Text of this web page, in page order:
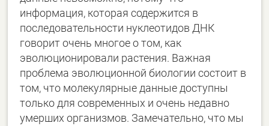
информация, которая содержится в
последовательности нуклеотидов ДНК
говорит очень многое о том, как
эволюционировали растения. Важная
проблема эволюционной биологии состоит в
том, что молекулярные данные доступны
только для современных и очень недавно
умерших организмов. Замечательно, что мы